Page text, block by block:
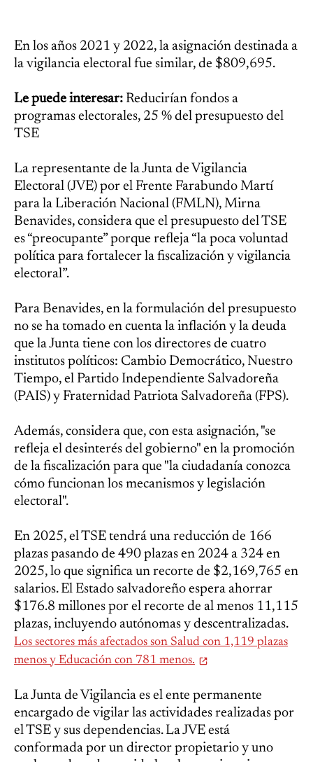
En los años 2021 y 2022, la asignación destinada a
la vigilancia electoral fue similar, de $809,695.
Le puede interesar: Reducirían fondos a
programas electorales, 25 % del presupuesto del
TSE
La representante de la Junta de Vigilancia
Electoral (JVE) por el Frente Farabundo Martí
para la Liberación Nacional (FMLN), Mirna
Benavides, considera que el presupuesto del TSE
es “preocupante” porque refleja “la poca voluntad
política para fortalecer la fiscalización y vigilancia
electoral”.
Para Benavides, en la formulación del presupuesto
no se ha tomado en cuenta la inflación y la deuda
que la Junta tiene con los directores de cuatro
institutos políticos: Cambio Democrático, Nuestro
Tiempo, el Partido Independiente Salvadoreña
(PAIS) y Fraternidad Patriota Salvadoreña (FPS).
Además, considera que, con esta asignación, "se
refleja el desinterés del gobierno" en la promoción
de la fiscalización para que "la ciudadanía conozca
cómo funcionan los mecanismos y legislación
electoral".
En 2025, el TSE tendrá una reducción de 166
plazas pasando de 490 plazas en 2024 a 324 en
2025, lo que significa un recorte de $2,169,765 en
salarios. El Estado salvadoreño espera ahorrar
$176.8 millones por el recorte de al menos 11,115
plazas, incluyendo autónomas y descentralizadas.
Los sectores más afectados son Salud con 1,119 plazas
menos y Educación con 781 menos.
La Junta de Vigilancia es el ente permanente
encargado de vigilar las actividades realizadas por
el TSE y sus dependencias. La JVE está
conformada por un director propietario y uno